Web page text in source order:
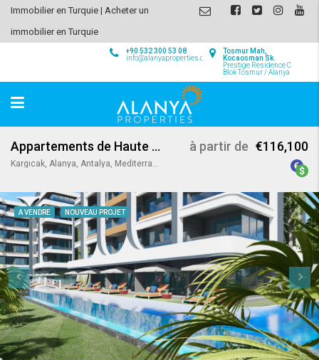
Immobilier en Turquie | Acheter un
immobilier en Turquie
Tosmur Mah,
Kocaosman Sk.
Prestige Residence C
Blok Tosmur / Alanya
+90 532 300 53 08
info@alanyaproperties.com
Appartements de Haute Qualité à Kargicak / Alanya
Kargıcak, Alanya, Antalya, Mediterranean Region, 07440, Turkey
à partir de €116,100
A VENDRE NOUVEAU PROJET